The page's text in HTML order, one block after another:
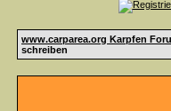
www.carparea.org Karpfen
schreiben